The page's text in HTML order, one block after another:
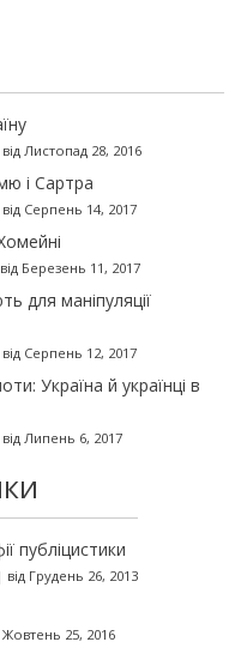
від Листопад 28, 2016
і Сартра
від Серпень 14, 2017
від Березень 11, 2017
для маніпуляції
від Серпень 12, 2017
Україна й українці в
від Липень 6, 2017
публіцистики
від Грудень 26, 2013
Жовтень 25, 2016